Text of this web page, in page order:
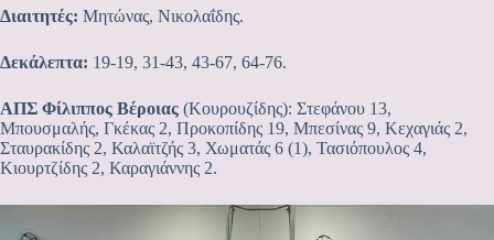
Διαιτητές: Μητώνας, Νικολαΐδης.
Δεκάλεπτα: 19-19, 31-43, 43-67, 64-76.
ΑΠΣ Φίλιππος Βέροιας (Κουρουζίδης): Στεφάνου 13,
Μπουσμαλής, Γκέκας 2, Προκοπίδης 19, Μπεσίνας 9, Κεχαγιάς 2,
Σταυρακίδης 2, Καλαϊτζής 3, Χωματάς 6 (1), Τασιόπουλος 4,
Κιουρτζίδης 2, Καραγιάννης 2.